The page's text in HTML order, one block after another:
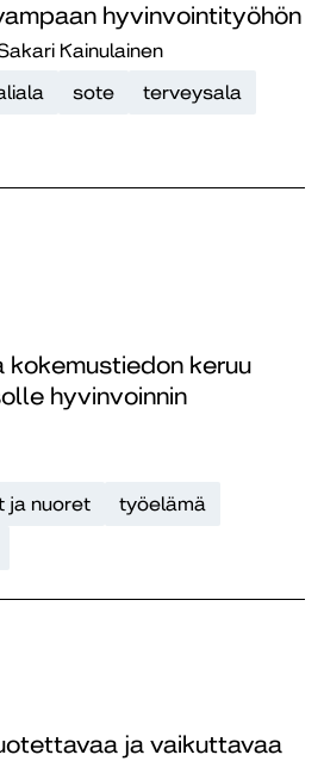
hyvinvointityöhön
Kainulainen
sote
terveysala
kokemustiedon keruu
hyvinvoinnin
ja nuoret
työelämä
ja vaikuttavaa